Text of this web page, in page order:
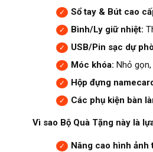
Sổ tay & Bút cao
Bình/Ly giữ nhiệt:
USB/Pin sạc dự
Móc khóa: Nhỏ
Hộp đựng
Các phụ kiện bàn
Vì sao Bộ Quà Tặng này là
Nâng cao hình